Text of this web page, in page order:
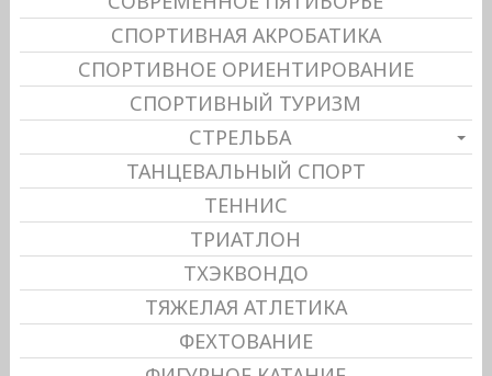
СПОРТИВНАЯ АКРОБАТИКА
СПОРТИВНОЕ ОРИЕНТИРОВАНИЕ
СПОРТИВНЫЙ ТУРИЗМ
СТРЕЛЬБА
ТАНЦЕВАЛЬНЫЙ СПОРТ
ТЕННИС
ТРИАТЛОН
ТХЭКВОНДО
ТЯЖЕЛАЯ АТЛЕТИКА
ФЕХТОВАНИЕ